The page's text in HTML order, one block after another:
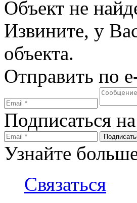
Объект не
Извините, у
объекта.
Отправить по
Подписаться
Узнайте
Связаться